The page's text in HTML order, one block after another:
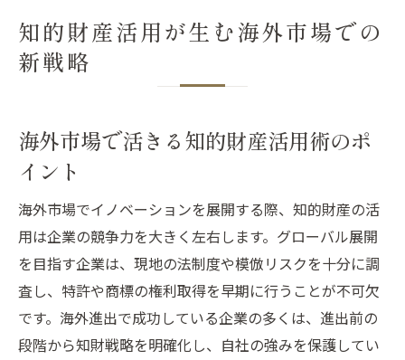
知的財産活用が生む海外市場での
新戦略
海外市場で活きる知的財産活用術のポ
イント
海外市場でイノベーションを展開する際、知的財産の活
用は企業の競争力を大きく左右します。グローバル展開
を目指す企業は、現地の法制度や模倣リスクを十分に調
査し、特許や商標の権利取得を早期に行うことが不可欠
です。海外進出で成功している企業の多くは、進出前の
段階から知財戦略を明確化し、自社の強みを保護してい